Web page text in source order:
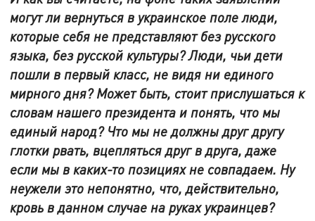
могут ли вернуться в украинское поле люди,
которые себя не представляют без русского
языка, без русской культуры? Люди, чьи дети
пошли в первый класс, не видя ни единого
мирного дня? Может быть, стоит прислушаться к
словам нашего президента и понять, что мы
единый народ? Что мы не должны друг другу
глотки рвать, вцепляться друг в друга, даже
если мы в каких-то позициях не совпадаем. Ну
неужели это непонятно, что, действительно,
кровь в данном случае на руках украинцев?